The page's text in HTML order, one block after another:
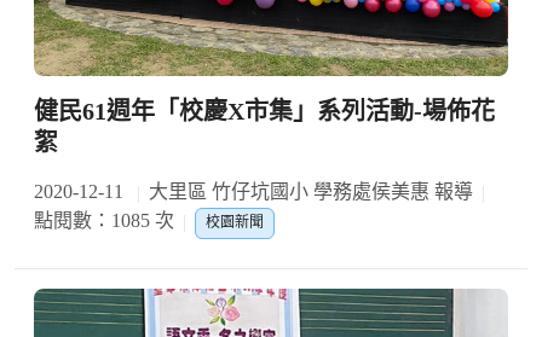
健民61週年「校慶X市集」系列活動-場佈花
絮
2020-12-11
大里區 竹仔坑國小 學務處侯美惠 報導
點閱數：1085 次
校園新聞